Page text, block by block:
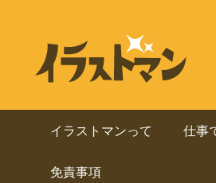
ラ
ス
イラストマンって 仕事
免責事項